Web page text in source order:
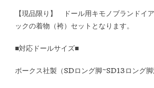
【現品限り】 ドール用キモノブランドイ
ックの着物（袴）セットとなります。
■対応ドールサイズ■
ボークス社製（SDロング脚~SD13ロング脚